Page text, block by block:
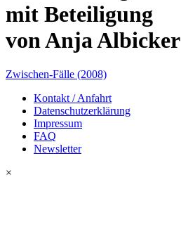
mit Beteiligung
von Anja Albicker
Zwischen-Fälle (2008)
Kontakt / Anfahrt
Datenschutzerklärung
Impressum
FAQ
Newsletter
×